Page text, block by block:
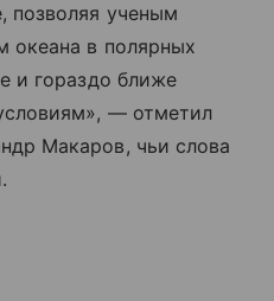
позволяя ученым
океана в полярных
и гораздо ближе
— отметил
Макаров, чьи слова